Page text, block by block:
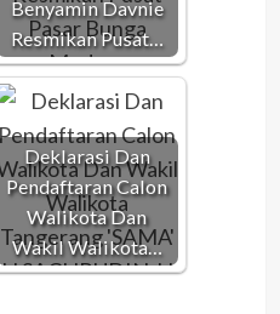
Benyamin Davnie
Resmikan Pusat…
Deklarasi Dan
Pendaftaran Calon
Walikota Dan
Wakil Walikota…